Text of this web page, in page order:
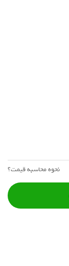
نحوه محاسبه قیمت؟